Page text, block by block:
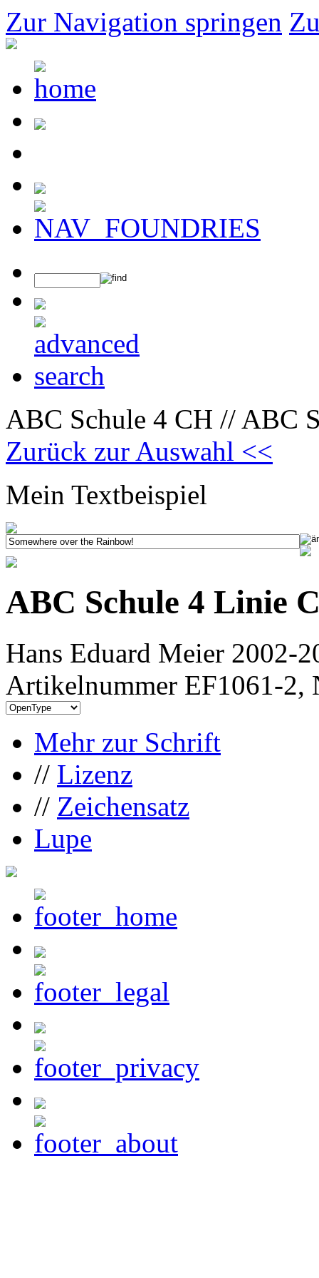
Zur Navigation springen
ABC Schule 4 CH // ABC
Zurück zur Auswahl <<
Mein Textbeispiel
ABC Schule 4 Linie
Hans Eduard Meier 2002-
Artikelnummer EF1061-2,
Mehr zur Schrift
// Lizenz
// Zeichensatz
Lupe